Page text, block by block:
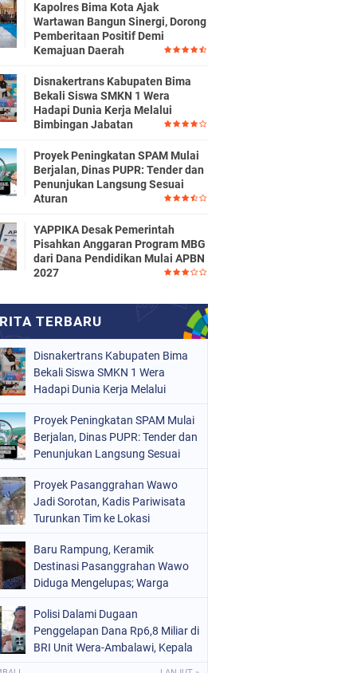
Kapolres Bima Kota Ajak
Wartawan Bangun Sinergi, Dorong
Pemberitaan Positif Demi
Kemajuan Daerah
Disnakertrans Kabupaten Bima
Bekali Siswa SMKN 1 Wera
Hadapi Dunia Kerja Melalui
Bimbingan Jabatan
Proyek Peningkatan SPAM Mulai
Berjalan, Dinas PUPR: Tender dan
Penunjukan Langsung Sesuai
Aturan
YAPPIKA Desak Pemerintah
Pisahkan Anggaran Program MBG
dari Dana Pendidikan Mulai APBN
2027
Disnakertrans Kabupaten Bima
Bekali Siswa SMKN 1 Wera
Hadapi Dunia Kerja Melalui
Proyek Peningkatan SPAM Mulai
Berjalan, Dinas PUPR: Tender dan
Penunjukan Langsung Sesuai
Proyek Pasanggrahan Wawo
Jadi Sorotan, Kadis Pariwisata
Turunkan Tim ke Lokasi
Baru Rampung, Keramik
Destinasi Pasanggrahan Wawo
Diduga Mengelupas; Warga
Juta
Polisi Dalami Dugaan
Penggelapan Dana Rp6,8 Miliar di
BRI Unit Wera-Ambalawi, Kepala